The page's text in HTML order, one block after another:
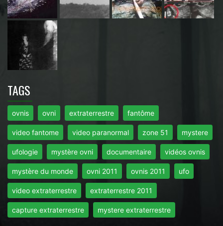
TAGS
ovnis ovni extraterrestre fantôme
video fantome video paranormal zone 51 mystere
ufologie mystère ovni documentaire vidéos ovnis
mystère du monde ovni 2011 ovnis 2011 ufo
video extraterrestre extraterrestre 2011
capture extraterrestre mystere extraterrestre